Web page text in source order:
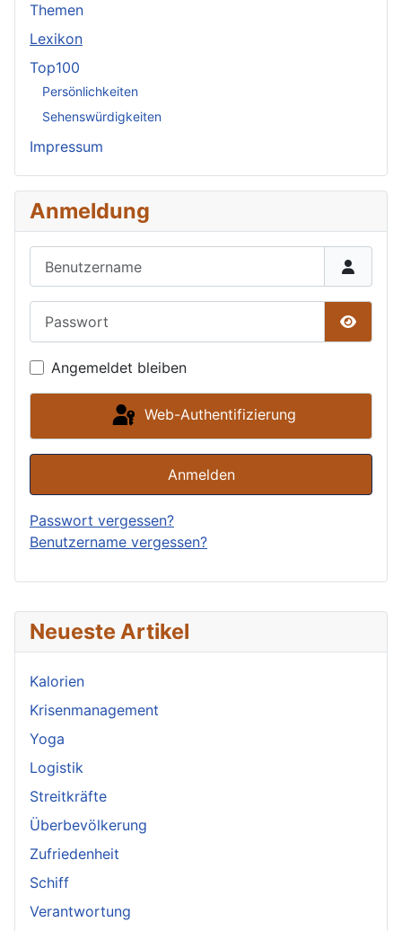
Neueste Artikel
Kalorien
Krisenmanagement
Yoga
Logistik
Streitkräfte
Überbevölkerung
Zufriedenheit
Schiff
Verantwortung
Themen
Lexikon
Top100
Persönlichkeiten
Sehenswürdigkeiten
Impressum
Anmeldung
Angemeldet bleiben
Web-Authentifizierung
Anmelden
Passwort vergessen?
Benutzername vergessen?